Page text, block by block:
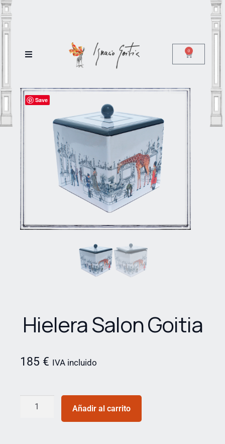
0
Save
Hielera Salon Goitia
185 € IVA incluido
Añadir al carrito